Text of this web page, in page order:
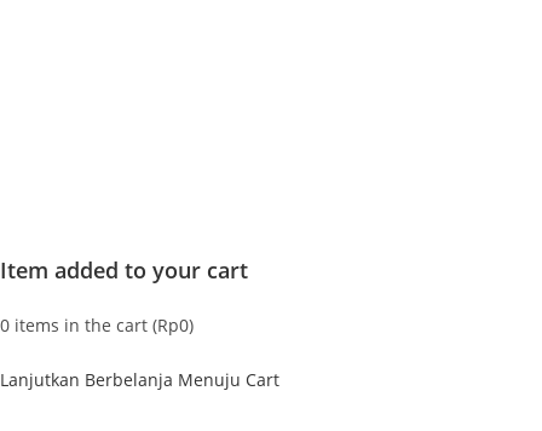
Item added to your cart
0 items in the cart (Rp0)
Lanjutkan Berbelanja Menuju Cart